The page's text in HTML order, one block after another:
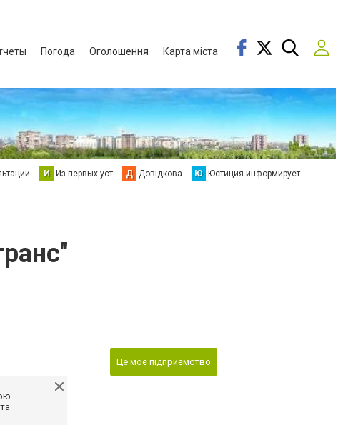
Погода Оголошення
Карта міста
И Из первых уст Д Довідкова Ю Юстиция информирует
Це моє підприємство